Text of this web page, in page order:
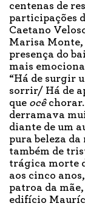
centenas de
participações
Caetano
Marisa Monte,
presença do
mais
“Há de surgir
sorrir/ Há de
que ocê
derramava
diante de um
pura beleza
também de
trágica morte
aos cinco
patroa da
edifício